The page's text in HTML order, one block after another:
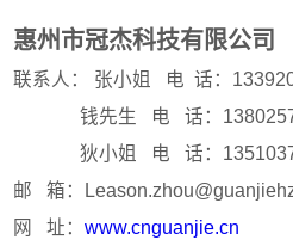
惠州市冠杰科技有限公司
联系人： 张小姐 电 话：
钱先生 电 话：
狄小姐 电 话：
邮 箱：
网 址：www.cnguanjie.cn